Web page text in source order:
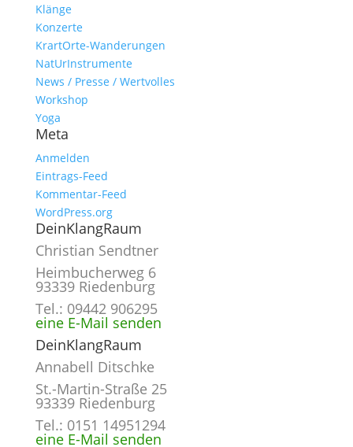
Klänge
Konzerte
KrartOrte-Wanderungen
NatUrInstrumente
News / Presse / Wertvolles
Workshop
Yoga
Meta
Anmelden
Eintrags-Feed
Kommentar-Feed
WordPress.org
DeinKlangRaum
Christian Sendtner
Heimbucherweg 6
93339 Riedenburg
Tel.: 09442 906295
eine E-Mail senden
DeinKlangRaum
Annabell Ditschke
St.-Martin-Straße 25
93339 Riedenburg
Tel.: 0151 14951294
eine E-Mail senden